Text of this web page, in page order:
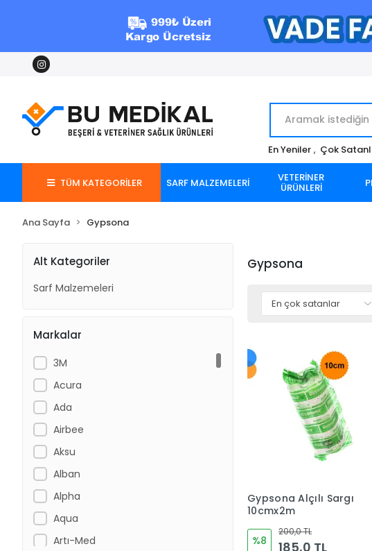
En Yeniler , Çok
TÜM KATEGORİLER SARF MALZEMELERİ VETERİNER
ÜRÜNLERİ
Ana Sayfa Gypsona
Alt Kategoriler
Sarf Malzemeleri
Markalar
3M
Acura
Ada
Airbee
Aksu
Alban
Alpha
Aqua
Artı-Med
Gypsona
Gypsona Alçılı Sargı
10cmx2m
%8
200,0 TL
185,0 TL